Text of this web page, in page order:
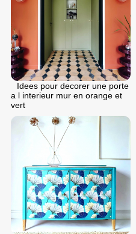
Idees pour decorer une porte
a l interieur mur en orange et
vert